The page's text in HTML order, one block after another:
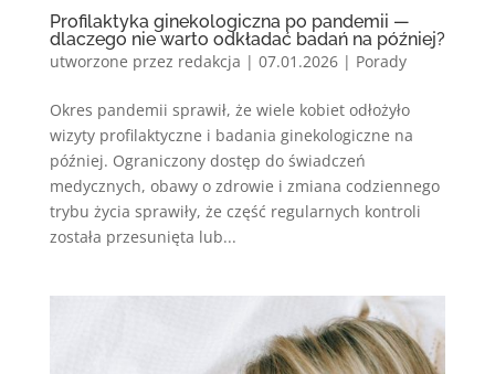
Profilaktyka ginekologiczna po pandemii —
dlaczego nie warto odkładać badań na później?
utworzone przez redakcja | 07.01.2026| Porady
Okres pandemii sprawił, że wiele kobiet odłożyło
wizyty profilaktyczne i badania ginekologiczne na
później. Ograniczony dostęp do świadczeń
medycznych, obawy o zdrowie i zmiana codziennego
trybu życia sprawiły, że część regularnych kontroli
została przesunięta lub...